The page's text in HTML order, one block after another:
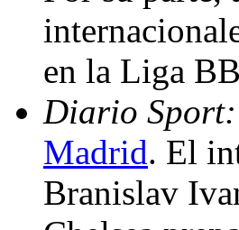
en la Liga
Diario Sport:
Madrid. El
Branislav